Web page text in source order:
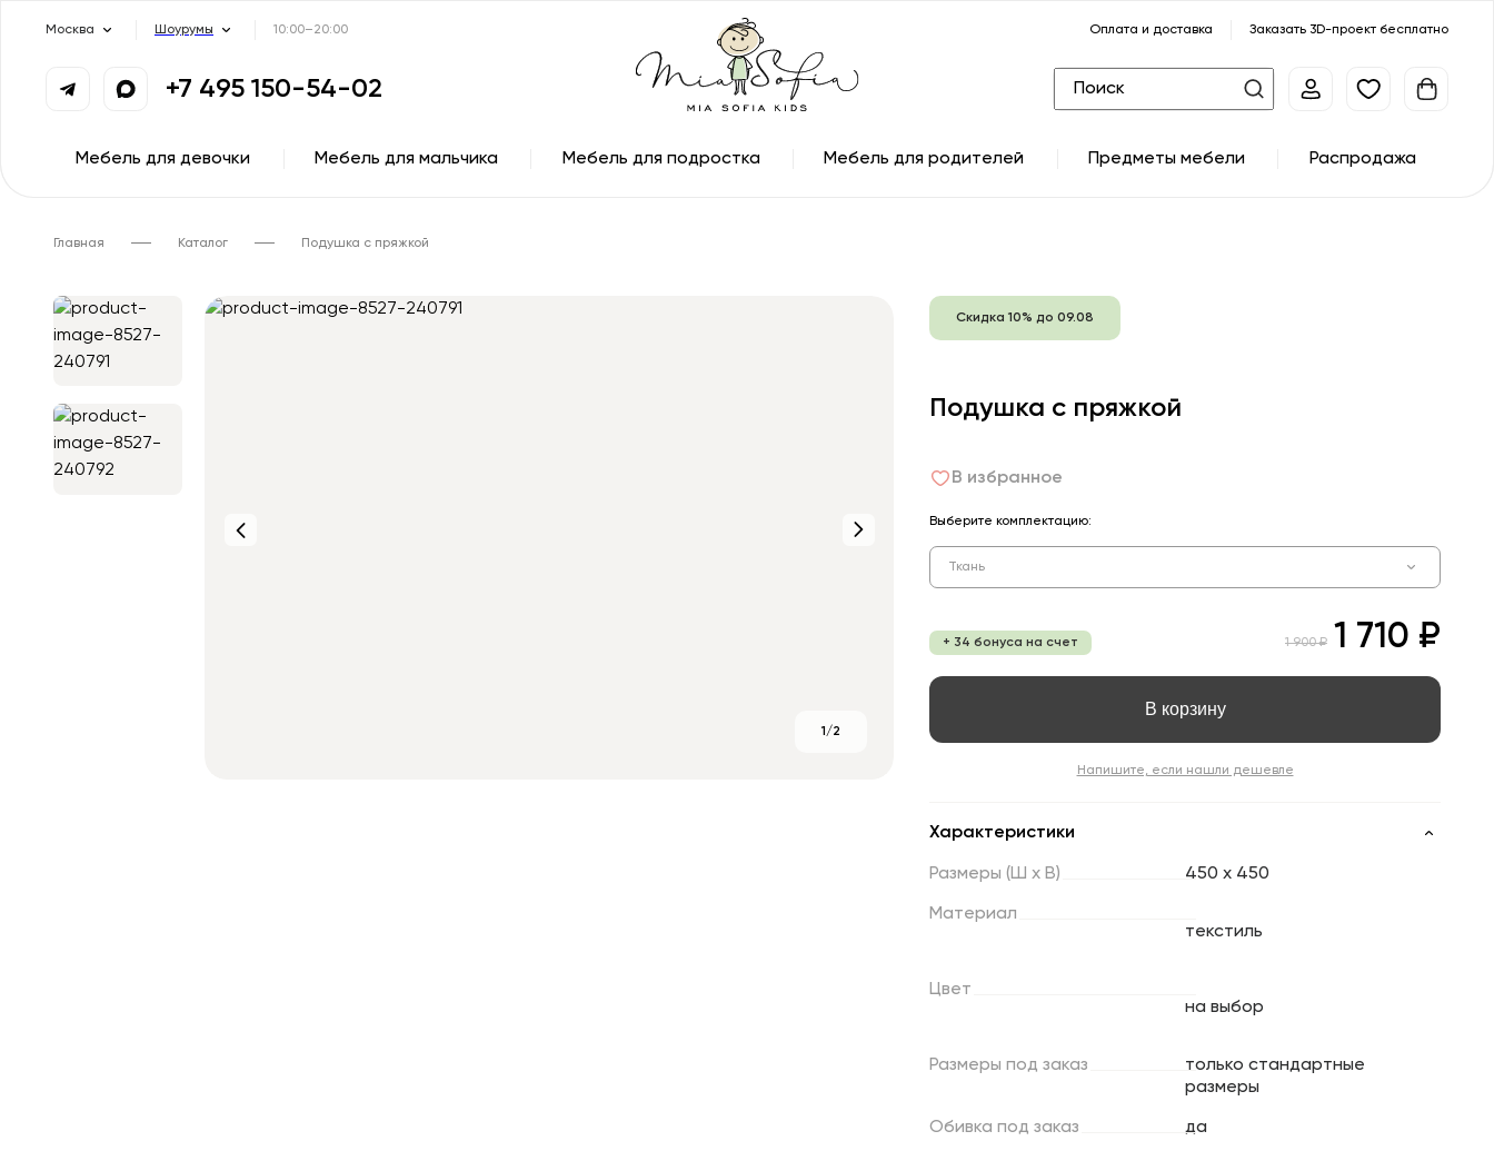
Москва Шоурумы 10:00–20:00 Оплата и доставка Заказать 3D-проект бесплатно
+7 495 150-54-02
Мебель для девочки Мебель для мальчика Мебель для подростка Мебель для родителей Предметы мебели Распродажа
Главная Каталог Подушка с пряжкой
1/2
Скидка 10% до 09.08
Подушка с пряжкой
В избранное
Выберите комплектацию:
Ткань
+ 34 бонуса на счет 1 900 ₽ 1 710 ₽
В корзину
Напишите, если нашли дешевле
Характеристики
Размеры (Ш х В) 450 x 450
Материал
текстиль
Цвет
на выбор
Размеры под заказ
только стандартные
размеры
Обивка под заказ да